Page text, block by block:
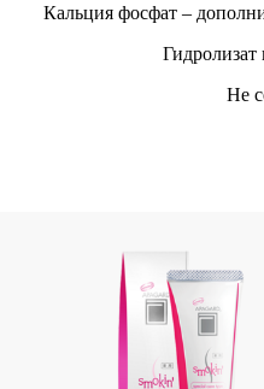
Кальция фосфат –
Не